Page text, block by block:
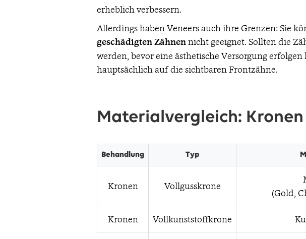
erheblich verbessern.
Allerdings haben Veneers auch ihre Grenzen: Sie
geschädigtenZähnennicht geeignet. Sollten die
werden, bevor eine ästhetische Versorgung
hauptsächlich auf die sichtbaren Frontzähne.
Materialvergleich: Kronen
Behandlung Typ
Kronen Vollgusskrone
(Gold,
Kronen Vollkunststoffkrone